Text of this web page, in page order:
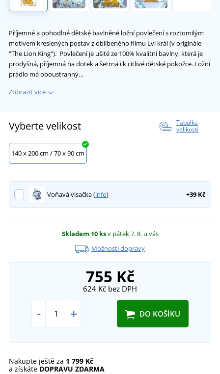
Příjemné a pohodlné dětské bavlněné ložní povlečení s roztomilým
motivem kreslených postav z oblíbeného filmu Lví král (v originále
"The Lion King"). Povlečení je ušité ze 100% kvalitní bavlny, která je
prodyšná, příjemná na dotek a šetrná i k citlivé dětské pokožce. Ložní
prádlo má oboustranný…
Zobrazit více
Vyberte velikost
Tabulka
velikostí
140 x 200 cm / 70 x 90 cm
Voňavá visačka (info) +39 Kč
Skladem 10 ksv pátek 7. 8. u vás
Možnosti dopravy
755 Kč
624 Kč bez DPH
- + DO KOŠÍKU
Nakupte ještě za 1 799 Kč
a získáte DOPRAVU ZDARMA